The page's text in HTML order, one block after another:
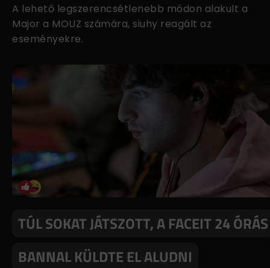
A lehető legszerencsétlenebb módon alakult a
Major a MOUZ számára, siuhy reagált az
eseményekre.
TÚL SOKAT JÁTSZOTT, A FACEIT 24 ÓRÁS
BANNAL KÜLDTE EL ALUDNI